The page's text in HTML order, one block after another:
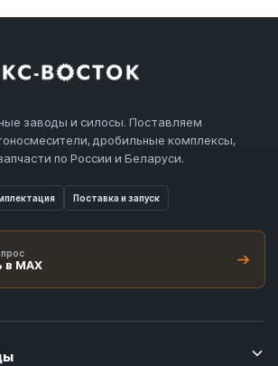
заводы и силосы. Поставляем
дробильные комплексы,
по России и Беларуси.
Поставка и запуск
в MAX